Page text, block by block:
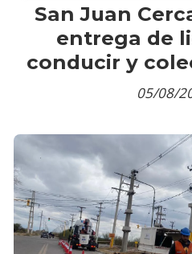
San Juan
entrega de
conducir y
05/08/